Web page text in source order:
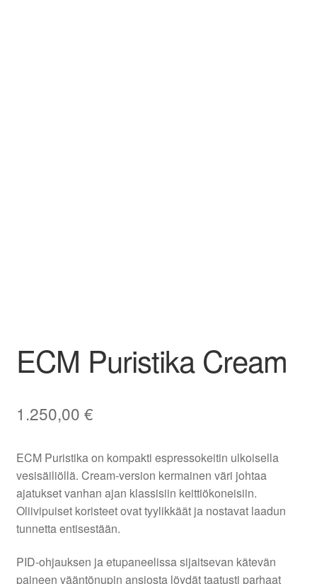
ECM Puristika Cream
1.250,00 €
ECM Puristika on kompakti espressokeitin ulkoisella
vesisäiliöllä. Cream-version kermainen väri johtaa
ajatukset vanhan ajan klassisiin keittiökoneisiin.
Oliivipuiset koristeet ovat tyylikkäät ja nostavat laadun
tunnetta entisestään.
PID-ohjauksen ja etupaneelissa sijaitsevan kätevän
paineen vääntönupin ansiosta löydät taatusti parhaat